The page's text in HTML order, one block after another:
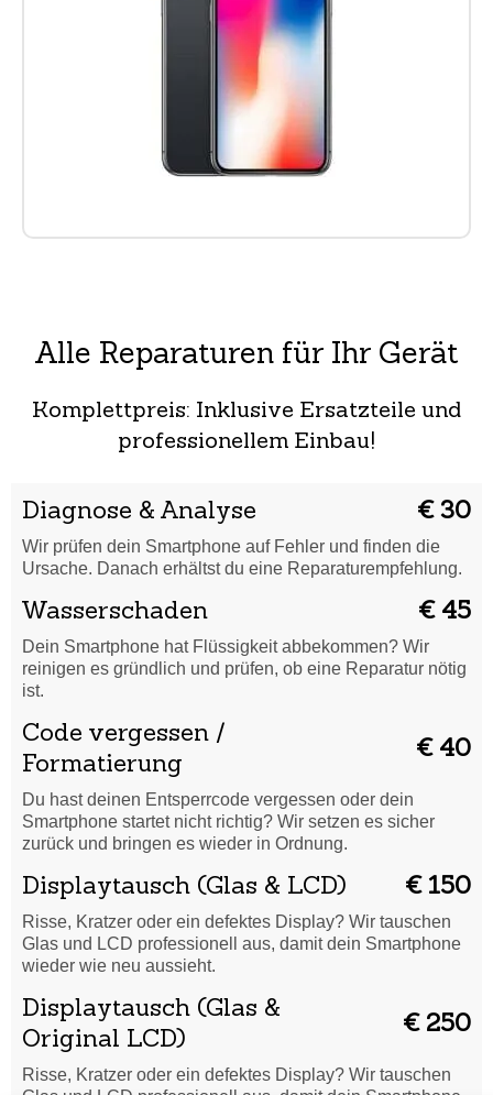
Alle Reparaturen für Ihr Gerät
Komplettpreis: Inklusive Ersatzteile und
professionellem Einbau!
Diagnose & Analyse € 30
Wir prüfen dein Smartphone auf Fehler und finden die
Ursache. Danach erhältst du eine Reparaturempfehlung.
Wasserschaden € 45
Dein Smartphone hat Flüssigkeit abbekommen? Wir
reinigen es gründlich und prüfen, ob eine Reparatur nötig
ist.
Code vergessen /
Formatierung
€ 40
Du hast deinen Entsperrcode vergessen oder dein
Smartphone startet nicht richtig? Wir setzen es sicher
zurück und bringen es wieder in Ordnung.
Displaytausch (Glas & LCD) € 150
Risse, Kratzer oder ein defektes Display? Wir tauschen
Glas und LCD professionell aus, damit dein Smartphone
wieder wie neu aussieht.
Displaytausch (Glas &
Original LCD)
€ 250
Risse, Kratzer oder ein defektes Display? Wir tauschen